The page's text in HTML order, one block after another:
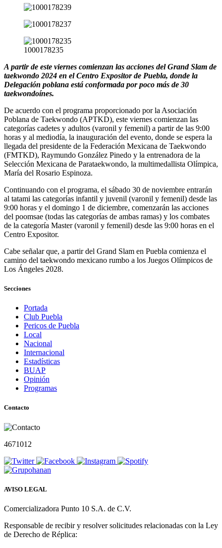
1000178235
A partir de este viernes comienzan las acciones del Grand Slam de
taekwondo 2024 en el Centro Expositor de Puebla, donde la
Delegación poblana está conformada por poco más de 30
taekwondoínes.
De acuerdo con el programa proporcionado por la Asociación
Poblana de Taekwondo (APTKD), este viernes comienzan las
categorías cadetes y adultos (varonil y femenil) a partir de las 9:00
horas y al mediodía, la inauguración del evento, donde se espera la
llegada del presidente de la Federación Mexicana de Taekwondo
(FMTKD), Raymundo González Pinedo y la entrenadora de la
Selección Mexicana de Parataekwondo, la multimedallista Olímpica,
María del Rosario Espinoza.
Continuando con el programa, el sábado 30 de noviembre entrarán
al tatami las categorías infantil y juvenil (varonil y femenil) desde las
9:00 horas y el domingo 1 de diciembre, comenzarán las acciones
del poomsae (todas las categorías de ambas ramas) y los combates
de la categoría Master (varonil y femenil) desde las 9:00 horas en el
Centro Expositor.
Cabe señalar que, a partir del Grand Slam en Puebla comienza el
camino del taekwondo mexicano rumbo a los Juegos Olímpicos de
Los Ángeles 2028.
Secciones
Portada
Club Puebla
Pericos de Puebla
Local
Nacional
Internacional
Estadísticas
BUAP
Opinión
Programas
Contacto
4671012
AVISO LEGAL
Comercializadora Punto 10 S.A. de C.V.
Responsable de recibir y resolver solicitudes relacionadas con la Ley
de Derecho de Réplica: